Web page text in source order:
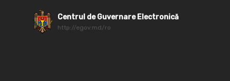
Centrul de Guvernare Electronică
http://egov.md/ro